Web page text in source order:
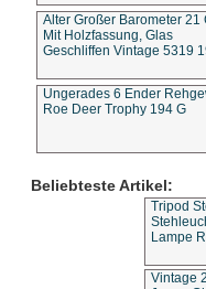
Alter Großer Barometer 21
Mit Holzfassung, Glas
Geschliffen Vintage 5319
Ungerades 6 Ender
Roe Deer Trophy 194 G
Beliebteste Artikel:
Tripod
Lampe
Vintage